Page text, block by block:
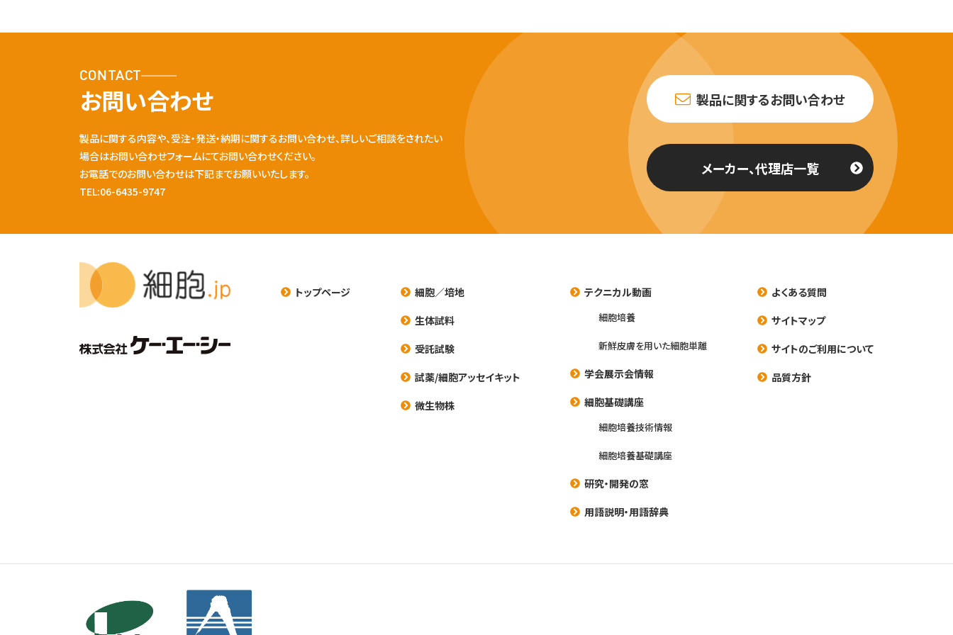
CONTACT
お問い合わせ
製品に関する内容や、受注・発送・納期に関するお問い合わせ、詳しいご相談をされたい
場合はお問い合わせフォームにてお問い合わせください。
お電話でのお問い合わせは下記までお願いいたします。
TEL:06-6435-9747
製品に関するお問い合わせ
メーカー、代理店一覧
トップページ
細胞／培地
生体試料
受託試験
試薬/細胞アッセイキット
微生物株
テクニカル動画
細胞培養
新鮮皮膚を用いた細胞単離
学会展示会情報
細胞基礎講座
細胞培養技術情報
細胞培養基礎講座
研究・開発の窓
用語説明・用語辞典
よくある質問
サイトマップ
サイトのご利用について
品質方針